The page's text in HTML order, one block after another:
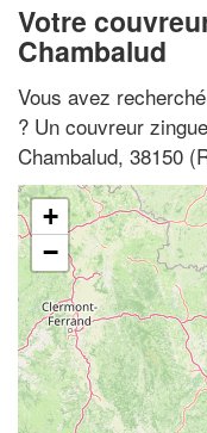
Votre
Chambalud
Vous avez
? Un couvreur
Chambalud, 38150
+
−